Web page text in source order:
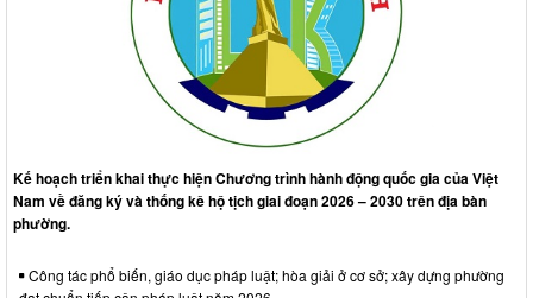
Kế hoạch triển khai thực hiện Chương trình hành động quốc gia của Việt
Nam về đăng ký và thống kê hộ tịch giai đoạn 2026 – 2030 trên địa bàn
phường.
Công tác phổ biến, giáo dục pháp luật; hòa giải ở cơ sở; xây dựng phường